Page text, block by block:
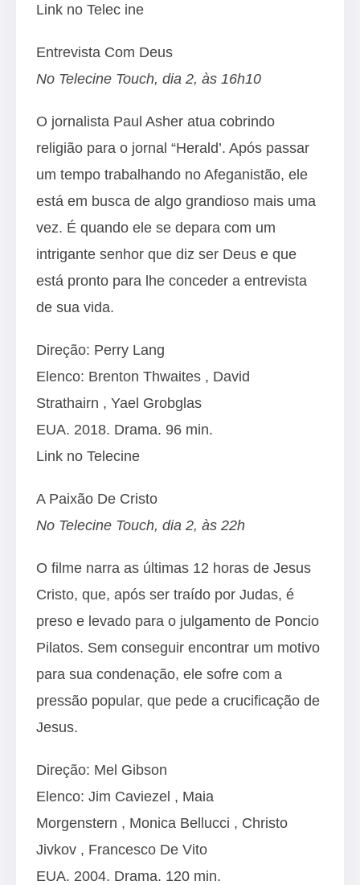
Link no Telec ine
Entrevista Com Deus
No Telecine Touch, dia 2, às 16h10
O jornalista Paul Asher atua cobrindo
religião para o jornal “Herald’. Após passar
um tempo trabalhando no Afeganistão, ele
está em busca de algo grandioso mais uma
vez. É quando ele se depara com um
intrigante senhor que diz ser Deus e que
está pronto para lhe conceder a entrevista
de sua vida.
Direção: Perry Lang
Elenco: Brenton Thwaites , David
Strathairn , Yael Grobglas
EUA. 2018. Drama. 96 min.
Link no Telecine
A Paixão De Cristo
No Telecine Touch, dia 2, às 22h
O filme narra as últimas 12 horas de Jesus
Cristo, que, após ser traído por Judas, é
preso e levado para o julgamento de Poncio
Pilatos. Sem conseguir encontrar um motivo
para sua condenação, ele sofre com a
pressão popular, que pede a crucificação de
Jesus.
Direção: Mel Gibson
Elenco: Jim Caviezel , Maia
Morgenstern , Monica Bellucci , Christo
Jivkov , Francesco De Vito
EUA. 2004. Drama. 120 min.